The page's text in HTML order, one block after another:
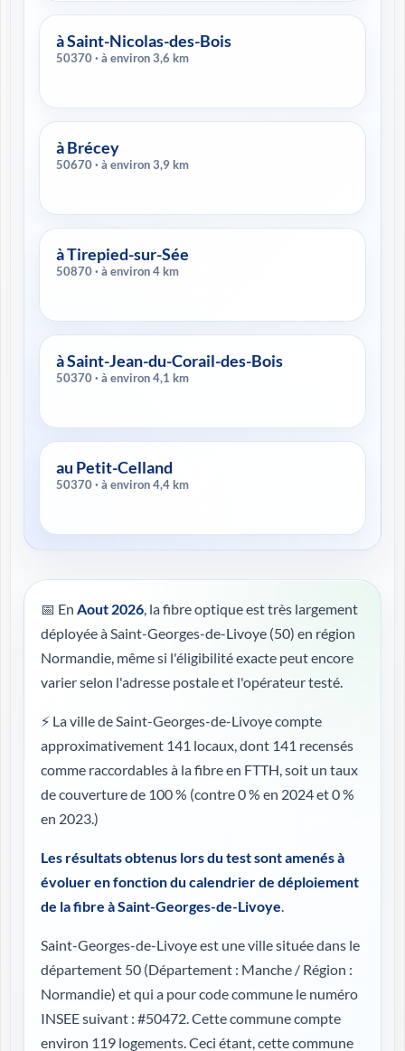
à Saint-Nicolas-des-Bois
50370 · à environ 3,6 km
à Brécey
50670 · à environ 3,9 km
à Tirepied-sur-Sée
50870 · à environ 4 km
à Saint-Jean-du-Corail-des-Bois
50370 · à environ 4,1 km
au Petit-Celland
50370 · à environ 4,4 km
📅 En Aout 2026, la fibre optique est très largement
déployée à Saint-Georges-de-Livoye (50) en région
Normandie, même si l'éligibilité exacte peut encore
varier selon l'adresse postale et l'opérateur testé.
⚡ La ville de Saint-Georges-de-Livoye compte
approximativement 141 locaux, dont 141 recensés
comme raccordables à la fibre en FTTH, soit un taux
de couverture de 100 % (contre 0 % en 2024 et 0 %
en 2023.)
Les résultats obtenus lors du test sont amenés à
évoluer en fonction du calendrier de déploiement
de la fibre à Saint-Georges-de-Livoye.
Saint-Georges-de-Livoye est une ville située dans le
département 50 (Département : Manche / Région :
Normandie) et qui a pour code commune le numéro
INSEE suivant : #50472. Cette commune compte
environ 119 logements. Ceci étant, cette commune